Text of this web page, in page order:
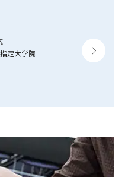
定大学院